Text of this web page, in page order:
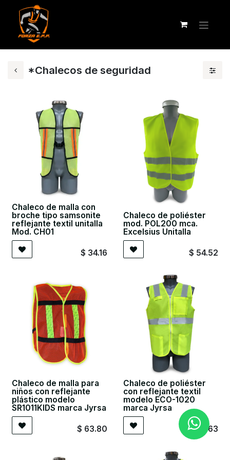
*Chalecos de seguridad
Chaleco de malla con
broche tipo samsonite
reflejante textil unitalla
Mod. CH01
$ 34.16
Chaleco de poliéster
mod. POL200 mca.
Excelsius Unitalla
$ 54.52
Chaleco de malla para
niños con reflejante
plástico modelo
SR1011KIDS marca Jyrsa
$ 63.80
Chaleco de poliéster
con reflejante textil
modelo ECO-1020
marca Jyrsa
$154.63